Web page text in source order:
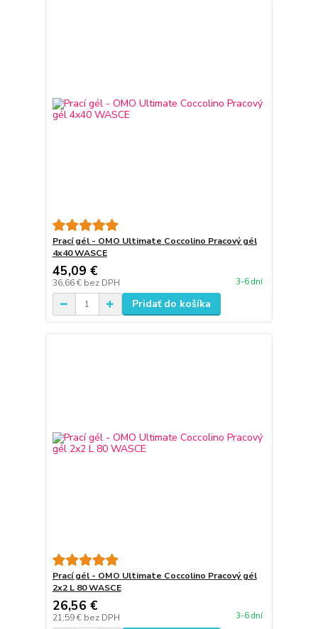
Prací gél - OMO Ultimate Coccolino Pracový gél
4x40 WASCE
45,09 €
36,66 € bez DPH 3-6 dní
Pridať do košíka
Prací gél - OMO Ultimate Coccolino Pracový gél
2x2 L 80 WASCE
26,56 €
21,59 € bez DPH 3-6 dní